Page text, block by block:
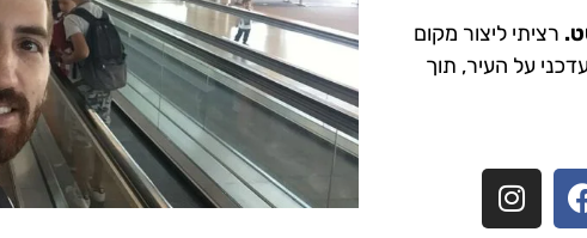
רציתי ליצור מקום
על העיר, תוך